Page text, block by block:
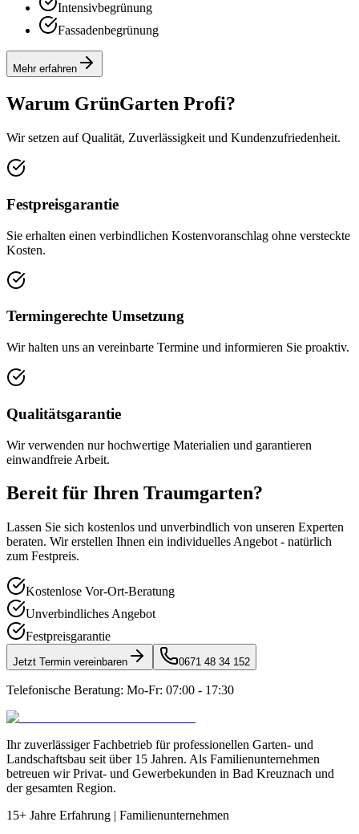
Intensivbegrünung
Fassadenbegrünung
Mehr erfahren
Warum GrünGarten Profi?
Wir setzen auf Qualität, Zuverlässigkeit und Kundenzufriedenheit.
Festpreisgarantie
Sie erhalten einen verbindlichen Kostenvoranschlag ohne versteckte
Kosten.
Termingerechte Umsetzung
Wir halten uns an vereinbarte Termine und informieren Sie proaktiv.
Qualitätsgarantie
Wir verwenden nur hochwertige Materialien und garantieren
einwandfreie Arbeit.
Bereit für Ihren Traumgarten?
Lassen Sie sich kostenlos und unverbindlich von unseren Experten
beraten. Wir erstellen Ihnen ein individuelles Angebot - natürlich
zum Festpreis.
Kostenlose Vor-Ort-Beratung
Unverbindliches Angebot
Festpreisgarantie
Jetzt Termin vereinbaren 0671 48 34 152
Telefonische Beratung: Mo-Fr: 07:00 - 17:30
Ihr zuverlässiger Fachbetrieb für professionellen Garten- und
Landschaftsbau seit über 15 Jahren. Als Familienunternehmen
betreuen wir Privat- und Gewerbekunden in Bad Kreuznach und
der gesamten Region.
15+ Jahre Erfahrung | Familienunternehmen